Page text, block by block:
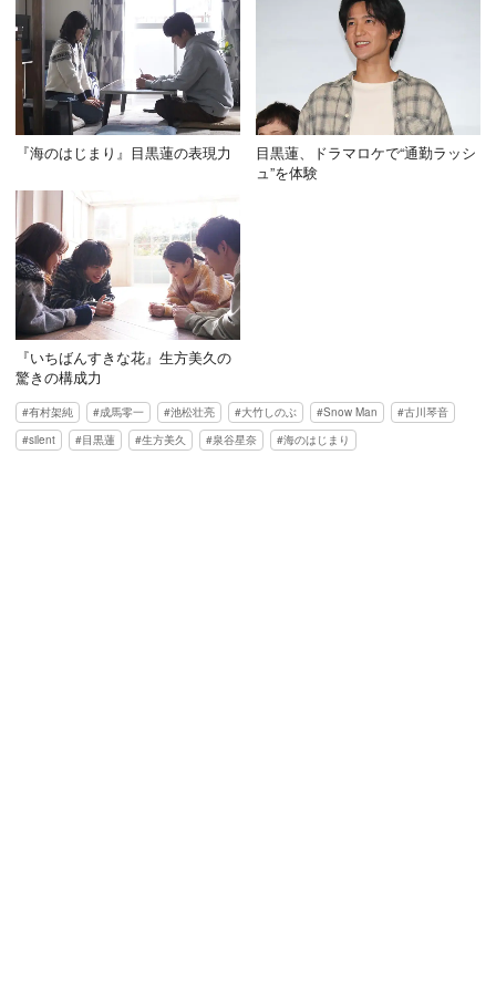
『海のはじまり』目黒蓮の表現力
目黒蓮、ドラマロケで“通勤ラッシ
ュ”を体験
『いちばんすきな花』生方美久の
驚きの構成力
有村架純 成馬零一 池松壮亮 大竹しのぶ Snow Man
古川琴音
silent
目黒蓮 生方美久 泉谷星奈 海のはじまり